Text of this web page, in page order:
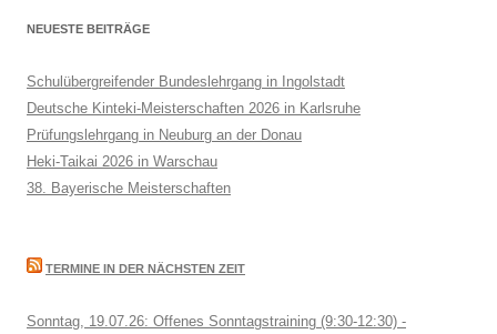
NEUESTE BEITRÄGE
Schulübergreifender Bundeslehrgang in Ingolstadt
Deutsche Kinteki-Meisterschaften 2026 in Karlsruhe
Prüfungslehrgang in Neuburg an der Donau
Heki-Taikai 2026 in Warschau
38. Bayerische Meisterschaften
TERMINE IN DER NÄCHSTEN ZEIT
Sonntag, 19.07.26: Offenes Sonntagstraining (9:30-12:30) -